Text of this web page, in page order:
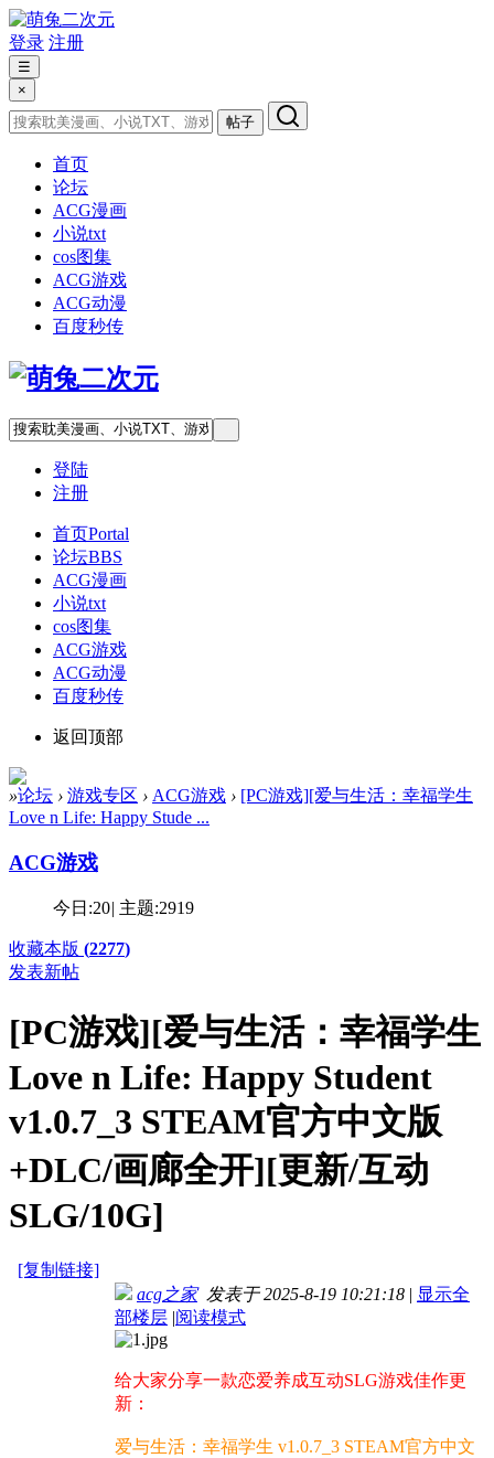
登录 注册
☰
×
帖子
首页
论坛
ACG漫画
小说txt
cos图集
ACG游戏
ACG动漫
百度秒传
登陆
注册
首页Portal
论坛BBS
ACG漫画
小说txt
cos图集
ACG游戏
ACG动漫
百度秒传
返回顶部
»论坛 › 游戏专区 › ACG游戏 › [PC游戏][爱与生活：幸福学生
Love n Life: Happy Stude ...
ACG游戏
今日:20| 主题:2919
收藏本版 (2277)
发表新帖
[PC游戏][爱与生活：幸福学生
Love n Life: Happy Student
v1.0.7_3 STEAM官方中文版
+DLC/画廊全开][更新/互动
SLG/10G]
[复制链接]
acg之家发表于 2025-8-19 10:21:18 | 显示全
部楼层 |阅读模式
给大家分享一款恋爱养成互动SLG游戏佳作更
新：
爱与生活：幸福学生 v1.0.7_3 STEAM官方中文